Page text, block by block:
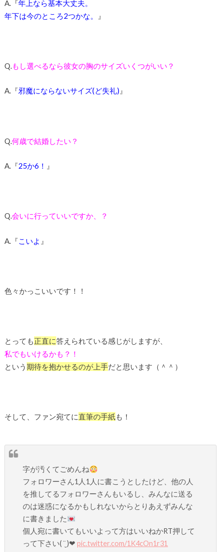
A.『年上なら基本大丈夫。
年下は今のところ2つかな。
』
Q.もし選べるなら彼女の胸のサイズいくつがいい？
A.『邪魔にならないサイズ(ど失礼) 』
Q. 何歳で結婚したい？
A.『25か6！ 』
Q.会いに行っていいですか、？
A.『こいよ 』
色々かっこいいです！！
とっても正直に答えられている感じがしますが、
私でもいけるかも？！
という 期待を抱かせるのが上手だと思います（＾＾）
そして、ファン宛てに直筆の手紙も！
字が汚くてごめんね
フォロワーさん1人1人に書こうとしたけど、他の人
を推してるフォロワーさんもいるし、みんなに送る
のは迷惑になるかもしれないからとりあえずみんな
に書きました
個人宛に書いてもいいよって方はいいねかRT押して
って下さい( ¨̮ )︎︎❤︎︎pic.twitter.com/1K4cOn1r31